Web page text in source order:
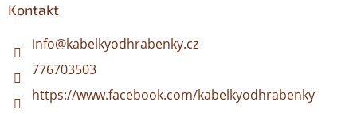
Kontakt
info@kabelkyodhrabenky.cz
776703503
https://www.facebook.com/kabelkyodhrabenky